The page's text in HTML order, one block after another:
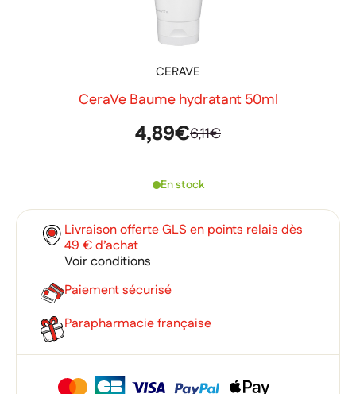
CERAVE
CeraVe Baume hydratant 50ml
4,89€6,11€
En stock
Livraison offerte GLS en points relais dès
49 € d’achat
Voir conditions
Paiement sécurisé
Parapharmacie française
Créer une liste d'envies
Connexion